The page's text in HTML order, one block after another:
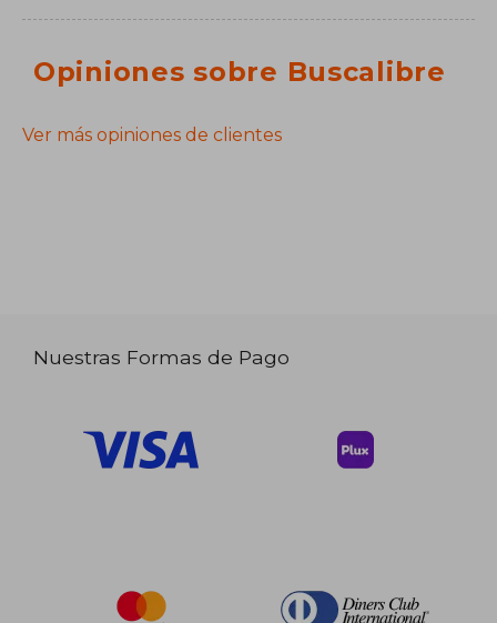
Opiniones sobre Buscalibre
Ver más opiniones de clientes
Nuestras Formas de Pago